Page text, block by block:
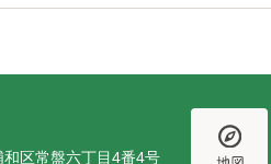
区常盤六丁目4番4号